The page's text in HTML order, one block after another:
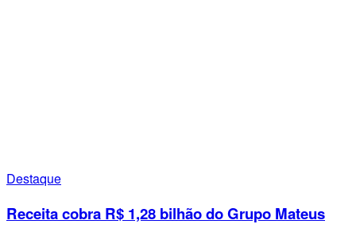
Destaque
Receita cobra R$ 1,28 bilhão do Grupo Mateus